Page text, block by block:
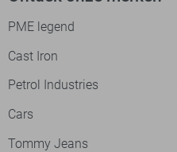
PME legend
Cast Iron
Petrol Industries
Cars
Tommy Jeans